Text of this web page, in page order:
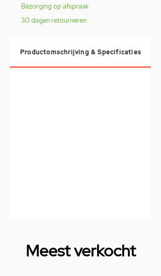
Bezorging op afspraak
30 dagen retourneren
Productomschrijving & Specificaties
Meest verkocht